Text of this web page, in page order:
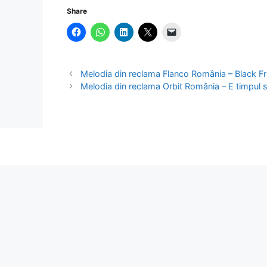
Share
Melodia din reclama Flanco România – Black
Melodia din reclama Orbit România – E timpul